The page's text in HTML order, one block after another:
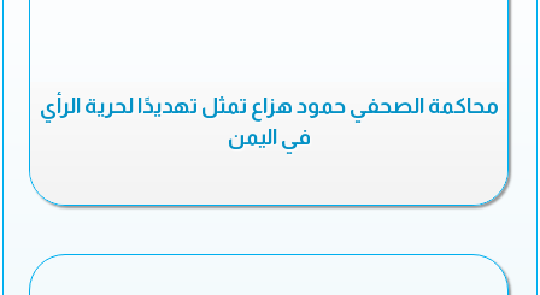
محاكمة الصحفي حمود هزاع تمثل تهديدًا لحرية الرأي
في اليمن